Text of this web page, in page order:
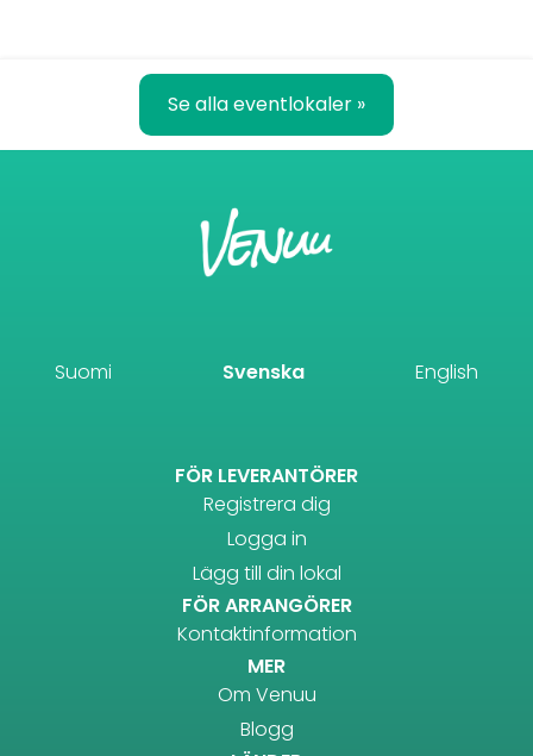
Se alla eventlokaler »
Suomi Svenska English
FÖR LEVERANTÖRER
Registrera dig
Logga in
Lägg till din lokal
FÖR ARRANGÖRER
Kontaktinformation
MER
Om Venuu
Blogg